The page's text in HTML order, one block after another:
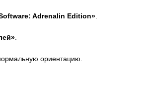
Adrenalin Edition».
.
ориентацию.